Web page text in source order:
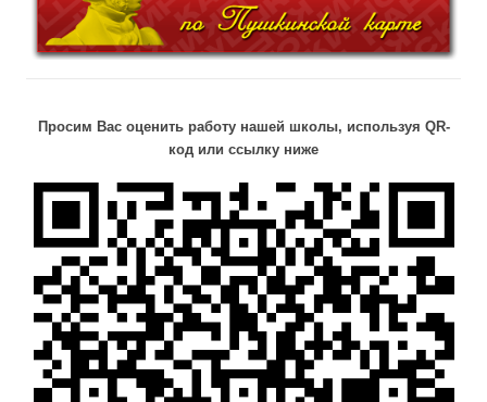
Просим Вас оценить работу нашей школы, используя QR-
код или ссылку ниже